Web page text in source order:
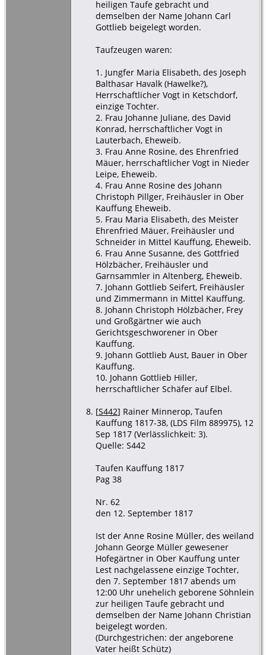
heiligen Taufe gebracht und
demselben der Name Johann Carl
Gottlieb beigelegt worden.
Taufzeugen waren:
1. Jungfer Maria Elisabeth, des Joseph
Balthasar Havalk (Hawelke?),
Herrschaftlicher Vogt in Ketschdorf,
einzige Tochter.
2. Frau Johanne Juliane, des David
Konrad, herrschaftlicher Vogt in
Lauterbach, Eheweib.
3. Frau Anne Rosine, des Ehrenfried
Mäuer, herrschaftlicher Vogt in Nieder
Leipe, Eheweib.
4. Frau Anne Rosine des Johann
Christoph Pillger, Freihäusler in Ober
Kauffung Eheweib.
5. Frau Maria Elisabeth, des Meister
Ehrenfried Mäuer, Freihäusler und
Schneider in Mittel Kauffung, Eheweib.
6. Frau Anne Susanne, des Gottfried
Hölzbächer, Freihäusler und
Garnsammler in Altenberg, Eheweib.
7. Johann Gottlieb Seifert, Freihäusler
und Zimmermann in Mittel Kauffung.
8. Johann Christoph Hölzbächer, Frey
und Großgärtner wie auch
Gerichtsgeschworener in Ober
Kauffung.
9. Johann Gottlieb Aust, Bauer in Ober
Kauffung.
10. Johann Gottlieb Hiller,
herrschaftlicher Schäfer auf Elbel.
[S442] Rainer Minnerop, Taufen
Kauffung 1817-38, (LDS Film 889975), 12
Sep 1817 (Verlässlichkeit: 3).
Quelle: S442
Taufen Kauffung 1817
Pag 38
Nr. 62
den 12. September 1817
Ist der Anne Rosine Müller, des weiland
Johann George Müller gewesener
Hofegärtner in Ober Kauffung unter
Lest nachgelassene einzige Tochter,
den 7. September 1817 abends um
12:00 Uhr unehelich geborene Söhnlein
zur heiligen Taufe gebracht und
demselben der Name Johann Christian
beigelegt worden.
(Durchgestrichen: der angeborene
Vater heißt Schütz)